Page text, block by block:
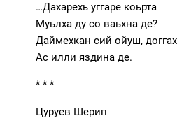
…Дахарехь уггаре коьрта
Муьлха ду со ваьхна де?
Даймехкан сий ойуш, доггах
Ас илли яздина де.
* * *
Цуруев Шерип